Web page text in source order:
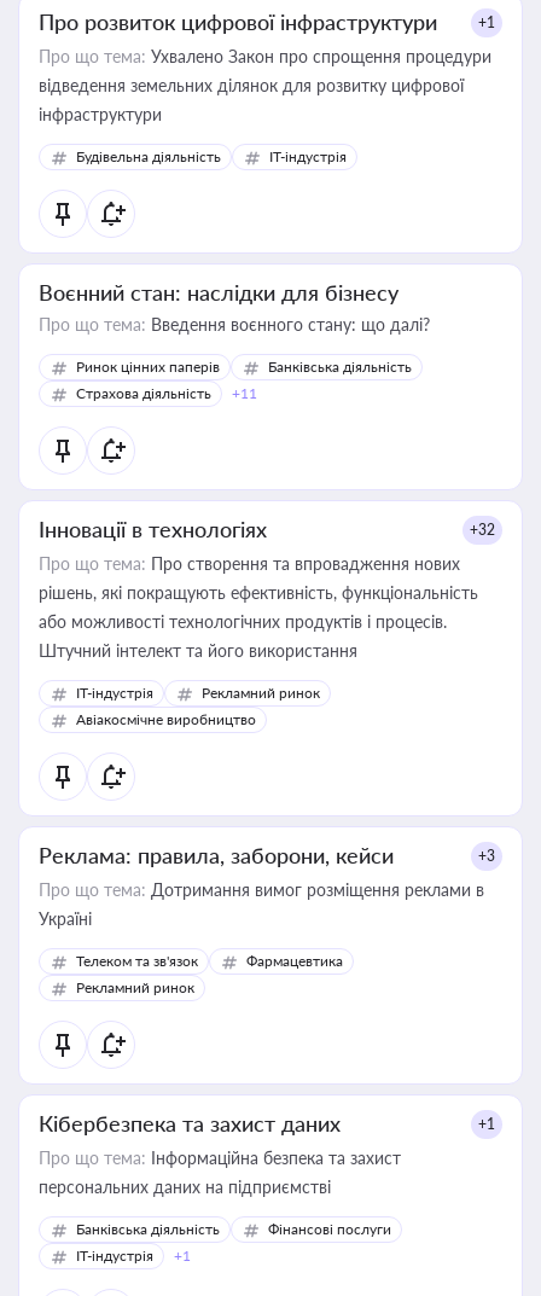
Про розвиток цифрової інфраструктури +1
Про що тема: Ухвалено Закон про спрощення процедури
відведення земельних ділянок для розвитку цифрової
інфраструктури
Будівельна діяльність IT-індустрія
Воєнний стан: наслідки для бізнесу
Про що тема: Введення воєнного стану: що далі?
Ринок цінних паперів
Банківська діяльність
Страхова діяльність
+11
Інновації в технологіях +32
Про що тема: Про створення та впровадження нових
рішень, які покращують ефективність, функціональність
або можливості технологічних продуктів і процесів.
Штучний інтелект та його використання
IT-індустрія
Рекламний ринок
Авіакосмічне виробництво
Реклама: правила, заборони, кейси +3
Про що тема: Дотримання вимог розміщення реклами в
Україні
Телеком та зв'язок
Фармацевтика
Рекламний ринок
Кібербезпека та захист даних +1
Про що тема: Інформаційна безпека та захист
персональних даних на підприємстві
Банківська діяльність
Фінансові послуги
IT-індустрія
+1